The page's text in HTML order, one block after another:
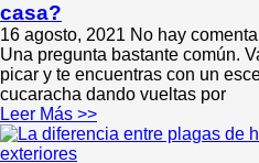
casa?
16 agosto, 2021 No hay
Una pregunta bastante común.
picar y te encuentras con un
cucaracha dando vueltas por
Leer Más >>